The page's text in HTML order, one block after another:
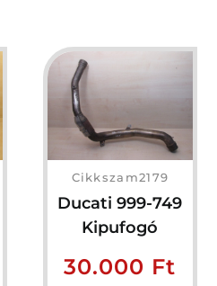
Cikkszam2179
Ducati 999-749
Kipufogó
30.000 Ft